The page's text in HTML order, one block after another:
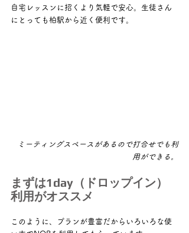
自宅レッスンに招くより気軽で安心。生徒さん
にとっても柏駅から近く便利です。
用ができる。
まずは1day（ドロップイン）
利用がオススメ
このように、プランが豊富だからいろいろな使